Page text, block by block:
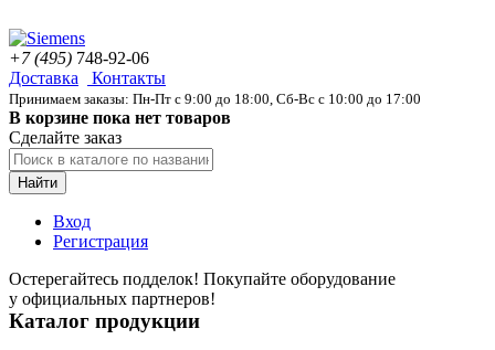
+7 (495) 748-92-06
Доставка
Контакты
Принимаем заказы: Пн-Пт с 9:00 до 18:00, Сб-Вс с 10:00 до 17:00
В корзине пока нет товаров
Сделайте заказ
Найти
Вход
Регистрация
Остерегайтесь подделок! Покупайте оборудование
у официальных партнеров!
Каталог продукции